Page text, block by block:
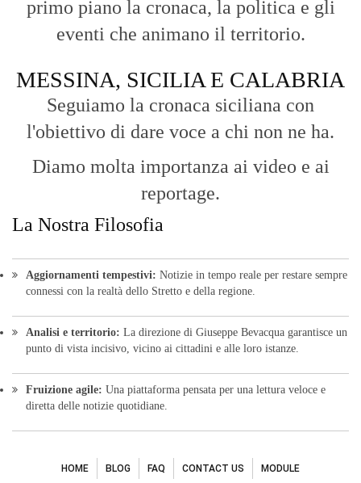
Aggiornamenti tempestivi:Notizie in tempo reale per restare sempre
Analisi e territorio: La direzione di Giuseppe Bevacqua garantisce un
punto di vista incisivo, vicino ai cittadini e alle loro istanze.
diretta delle notizie quotidiane.
HOME BLOG FAQ
© Copyright 2016 - VOCEDIPOPOLO. All Rights Reserved - PEC:
bevacquagiuseppe64@pec.it